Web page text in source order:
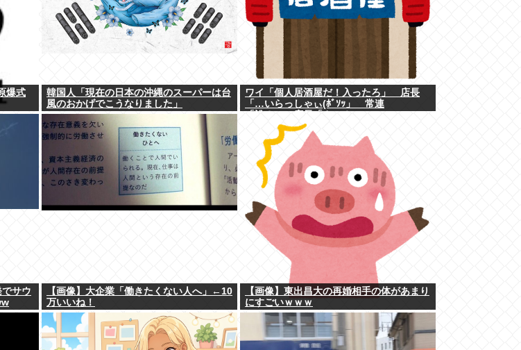
爆式
韓国人「現在の日本の沖縄のスーパーは台
風のおかげでこうなりました」
ワイ「個人居酒屋だ！入ったろ」 店長
「…いらっしゃぃ(ﾎﾞｿｯ」 常連
サウ
【画像】大企業「働きたくない人へ」←10
万いいね！
【画像】東出昌大の再婚相手の体があまり
にすごいｗｗｗ